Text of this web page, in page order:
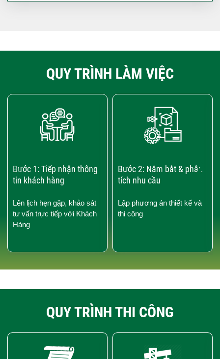
QUY TRÌNH LÀM VIỆC
Bước 1: Tiếp nhận thông
tin khách hàng
Lên lịch hẹn gặp, khảo sát
tư vấn trực tiếp với Khách
Hàng
Bước 2: Nắm bắt & phân
tích nhu cầu
Lập phương án thiết kế và
thi công
›
‹
QUY TRÌNH THI CÔNG